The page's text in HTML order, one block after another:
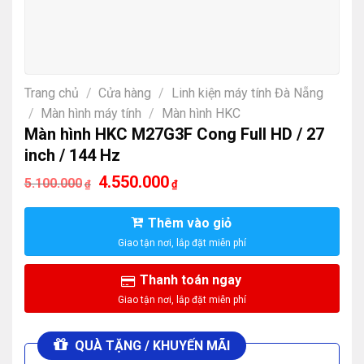
Trang chủ / Cửa hàng /
Linh kiện máy tính Đà Nẵng
/
Màn hình máy tính / Màn hình HKC
Màn hình HKC M27G3F Cong Full HD / 27
inch / 144 Hz
5.100.000 ₫
Giá
gốc
là:
5.100.000₫.
4.550.000 ₫Giá
hiện
tại
là:
4.550.000₫.
Thêm vào giỏ
Thanh toán ngay
QUÀ TẶNG / KHUYẾN MÃI